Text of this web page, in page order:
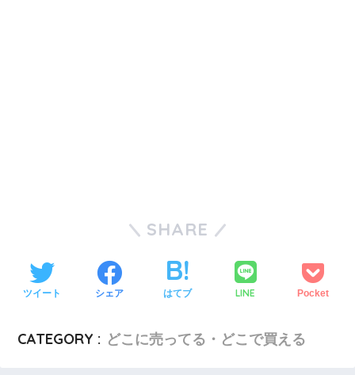
SHARE
ツイート シェア はてブ LINE Pocket
CATEGORY : どこに売ってる・どこで買える